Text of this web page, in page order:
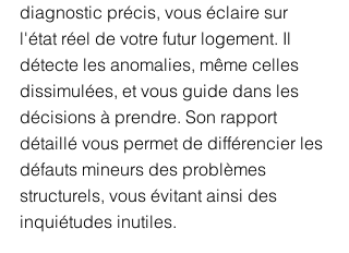
diagnostic précis, vous éclaire sur
l'état réel de votre futur logement. Il
détecte les anomalies, même celles
dissimulées, et vous guide dans les
décisions à prendre. Son rapport
détaillé vous permet de différencier les
défauts mineurs des problèmes
structurels, vous évitant ainsi des
inquiétudes inutiles.